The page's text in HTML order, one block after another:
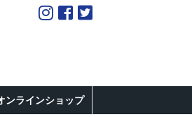
ンラインショップ